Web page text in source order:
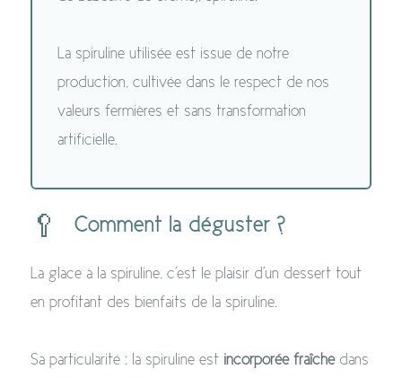
La spiruline utilisée est issue de notre
production, cultivée dans le respect de nos
valeurs fermières et sans transformation
artificielle.
🥄 Comment la déguster ?
La glace à la spiruline, c'est le plaisir d'un dessert tout
en profitant des bienfaits de la spiruline.
Sa particularité : la spiruline est incorporée fraîchedans